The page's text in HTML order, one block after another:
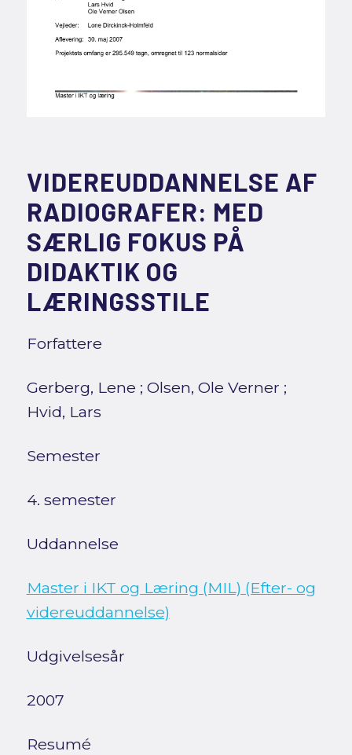
VIDEREUDDANNELSE AF
RADIOGRAFER: MED
SÆRLIG FOKUS PÅ
DIDAKTIK OG
LÆRINGSSTILE
Forfattere
Gerberg, Lene ; Olsen, Ole Verner ;
Hvid, Lars
Semester
4. semester
Uddannelse
Master i IKT og Læring (MIL) (Efter- og
videreuddannelse)
Udgivelsesår
2007
Resumé